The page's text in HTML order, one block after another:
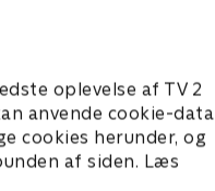
oplevelse af TV 2
anvende cookie-data
cookies herunder, og
af siden. Læs